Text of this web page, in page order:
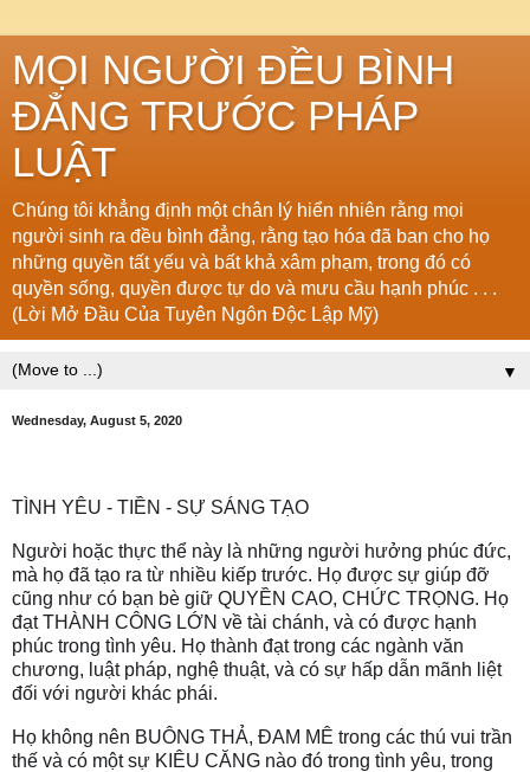
MỌI NGƯỜI ĐỀU BÌNH
ĐẲNG TRƯỚC PHÁP
LUẬT
Chúng tôi khẳng định một chân lý hiển nhiên rằng mọi
người sinh ra đều bình đẳng, rằng tạo hóa đã ban cho họ
những quyền tất yếu và bất khả xâm phạm, trong đó có
quyền sống, quyền được tự do và mưu cầu hạnh phúc . . .
(Lời Mở Đầu Của Tuyên Ngôn Độc Lập Mỹ)
▼
Wednesday, August 5, 2020
TÌNH YÊU - TIỀN - SỰ SÁNG TẠO
Người hoặc thực thể này là những người hưởng phúc đức,
mà họ đã tạo ra từ nhiều kiếp trước. Họ được sự giúp đỡ
cũng như có bạn bè giữ QUYỀN CAO, CHỨC TRỌNG. Họ
đạt THÀNH CÔNG LỚN về tài chánh, và có được hạnh
phúc trong tình yêu. Họ thành đạt trong các ngành văn
chương, luật pháp, nghệ thuật, và có sự hấp dẫn mãnh liệt
đối với người khác phái.
Họ không nên BUÔNG THẢ, ĐAM MÊ trong các thú vui trần
thế và có một sự KIÊU CĂNG nào đó trong tình yêu, trong